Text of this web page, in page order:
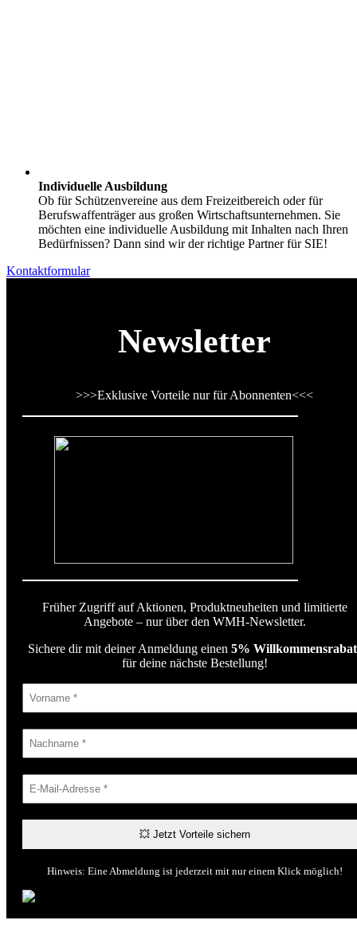
Individuelle Ausbildung
Ob für Schützenvereine aus dem Freizeitbereich oder für
Berufswaffenträger aus großen Wirtschaftsunternehmen. Sie
möchten eine individuelle Ausbildung mit Inhalten nach Ihren
Bedürfnissen? Dann sind wir der richtige Partner für SIE!
Kontaktformular
Newsletter
>>>Exklusive Vorteile nur für Abonnenten<<<
Früher Zugriff auf Aktionen, Produktneuheiten und limitierte
Angebote – nur über den WMH-Newsletter.
Sichere dir mit deiner Anmeldung einen 5%
für deine nächste Bestellung!
Hinweis: Eine Abmeldung ist jederzeit mit nur einem Klick möglich!